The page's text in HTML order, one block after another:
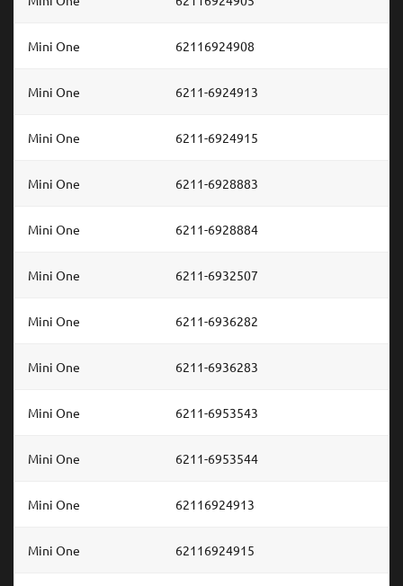
Mini One 62116924908
Mini One 6211-6924913
Mini One 6211-6924915
Mini One 6211-6928883
Mini One 6211-6928884
Mini One 6211-6932507
Mini One 6211-6936282
Mini One 6211-6936283
Mini One 6211-6953543
Mini One 6211-6953544
Mini One 62116924913
Mini One 62116924915